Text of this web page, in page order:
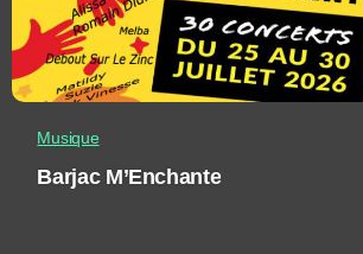
Musique
Barjac M’Enchante